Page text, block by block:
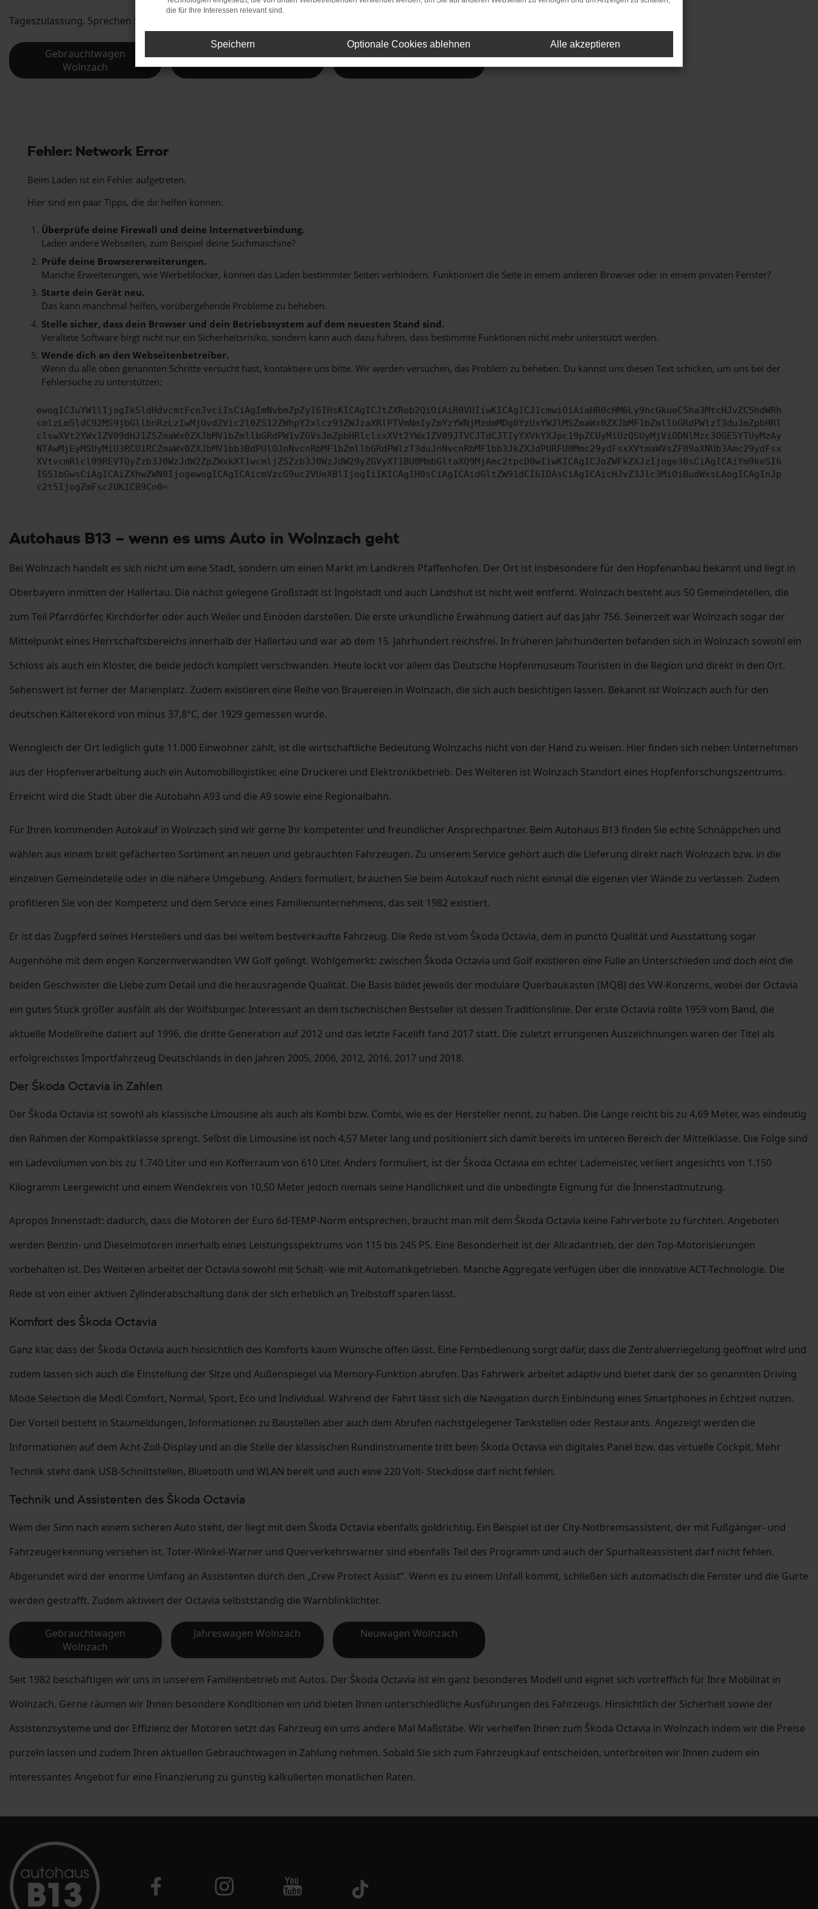
Tageszulassung. Sprechen Sie uns an und entdecken Sie die Vielfalt.
Gebrauchtwagen
Wolnzach
Jahreswagen Wolnzach
Fehler: Network Error
Beim Laden ist ein Fehler aufgetreten.
Hier sind ein paar Tipps, die dir helfen können:
Überprüfe deine Firewall und deine Internetverbindung.
Laden andere Webseiten, zum Beispiel deine Suchmaschine?
Prüfe deine Browsererweiterungen.
Manche Erweiterungen, wie Werbeblocker, können das Laden bestimmter Seiten verhindern. Funktioniert die Seite in einem anderen Browser oder in einem privaten Fenster?
Starte dein Gerät neu.
Das kann manchmal helfen, vorübergehende Probleme zu beheben.
Stelle sicher, dass dein Browser und dein Betriebssystem auf dem neuesten Stand sind.
Veraltete Software birgt nicht nur ein Sicherheitsrisiko, sondern kann auch dazu führen, dass bestimmte Funktionen nicht mehr unterstützt werden.
Wende dich an den Webseitenbetreiber.
Wenn du alle oben genannten Schritte versucht hast, kontaktiere uns bitte. Wir werden versuchen, das Problem zu beheben. Du kannst uns diesen Text schicken, um uns bei der
Fehlersuche zu unterstützen:
ewogICJuYW1lIjogIk5ldHdvcmtFcnJvciIsCiAgImNvbmZpZyI6IHsKICAgICJtZXRob2QiOiAiR0VUIiwKICAgICJ1cmwiOiAiaHR0cHM6Ly9hcGkueC5ha3MtcHJvZC5hdWRh
cmlzLm5ldC92MS9jbGllbnRzLzIwMjUvd2Vic2l0ZS12ZWhpY2xlcz93ZWJzaXRlPTVmNmIyZmYzYWNjMzdmMDg0YzUxYWJlMSZmaWx0ZXJbMF1bZmllbGRdPWlzT3duJmZpbHRl
clswXVt2YWx1ZV09dHJ1ZSZmaWx0ZXJbMV1bZmllbGRdPW1vZGVsJmZpbHRlclsxXVt2YWx1ZV09JTVCJTdCJTIyYXVkYXJpc19pZCUyMiUzQSUyMjViODNlMzc3OGE5YTUyMzAy
NTAwMjEyMSUyMiU3RCU1RCZmaWx0ZXJbMV1bb3BdPUlOJnNvcnRbMF1bZmllbGRdPWlzT3duJnNvcnRbMF1bb3JkZXJdPURFU0Mmc29ydFsxXVtmaWVsZF09aXNUb3Amc29ydFsx
XVtvcmRlcl09REVTQyZzb3J0WzJdW2ZpZWxkXT1wcmljZSZzb3J0WzJdW29yZGVyXT1BU0MmbGltaXQ9MjAmc2tpcD0wIiwKICAgICJoZWFkZXJzIjoge30sCiAgICAiYm9keSI6
IG51bGwsCiAgICAiZXhwZWN0IjogewogICAgICAicmVzcG9uc2VUeXBlIjogIiIKICAgIH0sCiAgICAidGltZW91dCI6IDAsCiAgICAicHJvZ3Jlc3MiOiBudWxsLAogICAgInJp
c2t5IjogZmFsc2UKICB9Cn0=
Autohaus B13 – wenn es ums Auto in Wolnzach geht
Bei Wolnzach handelt es sich nicht um eine Stadt, sondern um einen Markt im Landkreis Pfaffenhofen. Der Ort ist insbesondere für den Hopfenanbau bekannt und liegt in
Oberbayern inmitten der Hallertau. Die nächst gelegene Großstadt ist Ingolstadt und auch Landshut ist nicht weit entfernt. Wolnzach besteht aus 50 Gemeindeteilen, die
zum Teil Pfarrdörfer, Kirchdörfer oder auch Weiler und Einöden darstellen. Die erste urkundliche Erwähnung datiert auf das Jahr 756. Seinerzeit war Wolnzach sogar der
Mittelpunkt eines Herrschaftsbereichs innerhalb der Hallertau und war ab dem 15. Jahrhundert reichsfrei. In früheren Jahrhunderten befanden sich in Wolnzach sowohl ein
Schloss als auch ein Kloster, die beide jedoch komplett verschwanden. Heute lockt vor allem das Deutsche Hopfenmuseum Touristen in die Region und direkt in den Ort.
Sehenswert ist ferner der Marienplatz. Zudem existieren eine Reihe von Brauereien in Wolnzach, die sich auch besichtigen lassen. Bekannt ist Wolnzach auch für den
deutschen Kälterekord von minus 37,8°C, der 1929 gemessen wurde.
Wenngleich der Ort lediglich gute 11.000 Einwohner zählt, ist die wirtschaftliche Bedeutung Wolnzachs nicht von der Hand zu weisen. Hier finden sich neben Unternehmen
aus der Hopfenverarbeitung auch ein Automobillogistiker, eine Druckerei und Elektronikbetrieb. Des Weiteren ist Wolnzach Standort eines Hopfenforschungszentrums.
Erreicht wird die Stadt über die Autobahn A93 und die A9 sowie eine Regionalbahn.
Für Ihren kommenden Autokauf in Wolnzach sind wir gerne Ihr kompetenter und freundlicher Ansprechpartner. Beim Autohaus B13 finden Sie echte Schnäppchen und
wählen aus einem breit gefächerten Sortiment an neuen und gebrauchten Fahrzeugen. Zu unserem Service gehört auch die Lieferung direkt nach Wolnzach bzw. in die
einzelnen Gemeindeteile oder in die nähere Umgebung. Anders formuliert, brauchen Sie beim Autokauf noch nicht einmal die eigenen vier Wände zu verlassen. Zudem
profitieren Sie von der Kompetenz und dem Service eines Familienunternehmens, das seit 1982 existiert.
Er ist das Zugpferd seines Herstellers und das bei weitem bestverkaufte Fahrzeug. Die Rede ist vom Škoda Octavia, dem in puncto Qualität und Ausstattung sogar
Augenhöhe mit dem engen Konzernverwandten VW Golf gelingt. Wohlgemerkt: zwischen Škoda Octavia und Golf existieren eine Fülle an Unterschieden und doch eint die
beiden Geschwister die Liebe zum Detail und die herausragende Qualität. Die Basis bildet jeweils der modulare Querbaukasten (MQB) des VW-Konzerns, wobei der Octavia
ein gutes Stück größer ausfällt als der Wolfsburger. Interessant an dem tschechischen Bestseller ist dessen Traditionslinie. Der erste Octavia rollte 1959 vom Band, die
aktuelle Modellreihe datiert auf 1996, die dritte Generation auf 2012 und das letzte Facelift fand 2017 statt. Die zuletzt errungenen Auszeichnungen waren der Titel als
erfolgreichstes Importfahrzeug Deutschlands in den Jahren 2005, 2006, 2012, 2016, 2017 und 2018.
Der Škoda Octavia in Zahlen
Der Škoda Octavia ist sowohl als klassische Limousine als auch als Kombi bzw. Combi, wie es der Hersteller nennt, zu haben. Die Länge reicht bis zu 4,69 Meter, was eindeutig
den Rahmen der Kompaktklasse sprengt. Selbst die Limousine ist noch 4,57 Meter lang und positioniert sich damit bereits im unteren Bereich der Mittelklasse. Die Folge sind
ein Ladevolumen von bis zu 1.740 Liter und ein Kofferraum von 610 Liter. Anders formuliert, ist der Škoda Octavia ein echter Lademeister, verliert angesichts von 1.150
Kilogramm Leergewicht und einem Wendekreis von 10,50 Meter jedoch niemals seine Handlichkeit und die unbedingte Eignung für die Innenstadtnutzung.
Apropos Innenstadt: dadurch, dass die Motoren der Euro 6d-TEMP-Norm entsprechen, braucht man mit dem Škoda Octavia keine Fahrverbote zu fürchten. Angeboten
werden Benzin- und Dieselmotoren innerhalb eines Leistungsspektrums von 115 bis 245 PS. Eine Besonderheit ist der Allradantrieb, der den Top-Motorisierungen
vorbehalten ist. Des Weiteren arbeitet der Octavia sowohl mit Schalt- wie mit Automatikgetrieben. Manche Aggregate verfügen über die innovative ACT-Technologie. Die
Rede ist von einer aktiven Zylinderabschaltung dank der sich erheblich an Treibstoff sparen lässt.
Komfort des Škoda Octavia
Ganz klar, dass der Škoda Octavia auch hinsichtlich des Komforts kaum Wünsche offen lässt. Eine Fernbedienung sorgt dafür, dass die Zentralverriegelung geöffnet wird und
zudem lassen sich auch die Einstellung der Sitze und Außenspiegel via Memory-Funktion abrufen. Das Fahrwerk arbeitet adaptiv und bietet dank der so genannten Driving
Mode Selection die Modi Comfort, Normal, Sport, Eco und Individual. Während der Fahrt lässt sich die Navigation durch Einbindung eines Smartphones in Echtzeit nutzen.
Der Vorteil besteht in Staumeldungen, Informationen zu Baustellen aber auch dem Abrufen nächstgelegener Tankstellen oder Restaurants. Angezeigt werden die
Informationen auf dem Acht-Zoll-Display und an die Stelle der klassischen Rundinstrumente tritt beim Škoda Octavia ein digitales Panel bzw. das virtuelle Cockpit. Mehr
Technik steht dank USB-Schnittstellen, Bluetooth und WLAN bereit und auch eine 220 Volt- Steckdose darf nicht fehlen.
Technik und Assistenten des Škoda Octavia
Wem der Sinn nach einem sicheren Auto steht, der liegt mit dem Škoda Octavia ebenfalls goldrichtig. Ein Beispiel ist der City-Notbremsassistent, der mit Fußgänger- und
Fahrzeugerkennung versehen ist. Toter-Winkel-Warner und Querverkehrswarner sind ebenfalls Teil des Programm und auch der Spurhalteassistent darf nicht fehlen.
Abgerundet wird der enorme Umfang an Assistenten durch den „Crew Protect Assist“. Wenn es zu einem Unfall kommt, schließen sich automatisch die Fenster und die Gurte
werden gestrafft. Zudem aktiviert der Octavia selbstständig die Warnblinklichter.
Gebrauchtwagen
Wolnzach
Jahreswagen Wolnzach Neuwagen Wolnzach
Seit 1982 beschäftigen wir uns in unserem Familienbetrieb mit Autos. Der Škoda Octavia ist ein ganz besonderes Modell und eignet sich vortrefflich für Ihre Mobilität in
Wolnzach. Gerne räumen wir Ihnen besondere Konditionen ein und bieten Ihnen unterschiedliche Ausführungen des Fahrzeugs. Hinsichtlich der Sicherheit sowie der
Assistenzsysteme und der Effizienz der Motoren setzt das Fahrzeug ein ums andere Mal Maßstäbe. Wir verhelfen Ihnen zum Škoda Octavia in Wolnzach indem wir die Preise
purzeln lassen und zudem Ihren aktuellen Gebrauchtwagen in Zahlung nehmen. Sobald Sie sich zum Fahrzeugkauf entscheiden, unterbreiten wir Ihnen zudem ein
interessantes Angebot für eine Finanzierung zu günstig kalkulierten monatlichen Raten.
die für Ihre Interessen relevant sind.
Speichern Optionale Cookies ablehnen Alle akzeptieren